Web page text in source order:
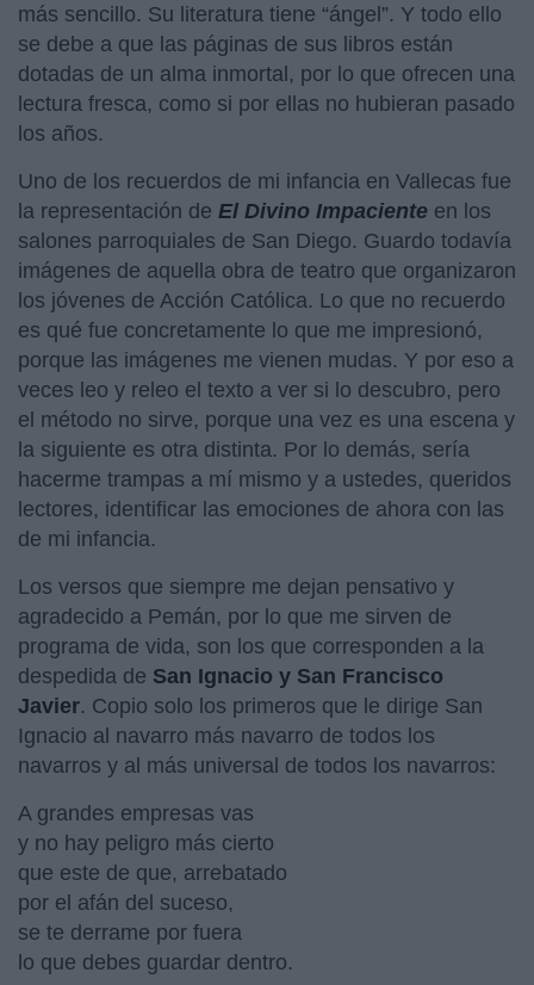
más sencillo. Su literatura tiene “ángel”. Y todo ello
se debe a que las páginas de sus libros están
dotadas de un alma inmortal, por lo que ofrecen una
lectura fresca, como si por ellas no hubieran pasado
los años.
Uno de los recuerdos de mi infancia en Vallecas fue
la representación de El Divino Impaciente en los
salones parroquiales de San Diego. Guardo todavía
imágenes de aquella obra de teatro que organizaron
los jóvenes de Acción Católica. Lo que no recuerdo
es qué fue concretamente lo que me impresionó,
porque las imágenes me vienen mudas. Y por eso a
veces leo y releo el texto a ver si lo descubro, pero
el método no sirve, porque una vez es una escena y
la siguiente es otra distinta. Por lo demás, sería
hacerme trampas a mí mismo y a ustedes, queridos
lectores, identificar las emociones de ahora con las
de mi infancia.
Los versos que siempre me dejan pensativo y
agradecido a Pemán, por lo que me sirven de
programa de vida, son los que corresponden a la
despedida de San Ignacio y San Francisco
Javier. Copio solo los primeros que le dirige San
Ignacio al navarro más navarro de todos los
navarros y al más universal de todos los navarros:
A grandes empresas vas
y no hay peligro más cierto
que este de que, arrebatado
por el afán del suceso,
se te derrame por fuera
lo que debes guardar dentro.